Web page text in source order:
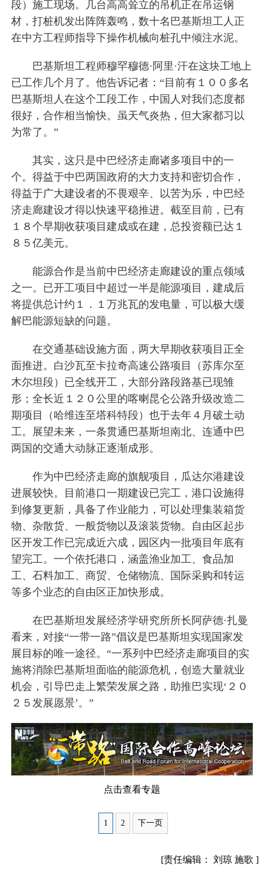
段）施工现场。几台高高耸立的吊机正在吊运钢
材，打桩机发出阵阵轰鸣，数十名巴基斯坦工人正
在中方工程师指导下操作机械向桩孔中倾注水泥。
巴基斯坦工程师穆罕穆德·阿里·汗在这块工地上
已工作几个月了。他告诉记者：“目前有１００多名
巴基斯坦人在这个工段工作，中国人对我们态度都
很好，合作相当愉快。虽天气炎热，但大家都习以
为常了。”
其实，这只是中巴经济走廊诸多项目中的一
个。得益于中巴两国政府的大力支持和密切合作，
得益于广大建设者的不畏艰辛、以苦为乐，中巴经
济走廊建设才得以快速平稳推进。截至目前，已有
１８个早期收获项目建成或在建，总投资额已达１
８５亿美元。
能源合作是当前中巴经济走廊建设的重点领域
之一。已开工项目中超过一半是能源项目，建成后
将提供总计约１．１万兆瓦的发电量，可以极大缓
解巴能源短缺的问题。
在交通基础设施方面，两大早期收获项目正全
面推进。白沙瓦至卡拉奇高速公路项目（苏库尔至
木尔坦段）已全线开工，大部分路段路基已现雏
形；全长近１２０公里的喀喇昆仑公路升级改造二
期项目（哈维连至塔科特段）也于去年４月破土动
工。展望未来，一条贯通巴基斯坦南北、连通中巴
两国的交通大动脉正逐渐成形。
作为中巴经济走廊的旗舰项目，瓜达尔港建设
进展较快。目前港口一期建设已完工，港口设施得
到修复更新，具备了作业能力，可以处理集装箱货
物、杂散货、一般货物以及滚装货物。自由区起步
区开发工作已完成近六成，园区内一批项目年底有
望完工。一个依托港口，涵盖渔业加工、食品加
工、石料加工、商贸、仓储物流、国际采购和转运
等多个业态的自由区正加快形成。
在巴基斯坦发展经济学研究所所长阿萨德·扎曼
看来，对接“一带一路”倡议是巴基斯坦实现国家发
展目标的唯一途径。“一系列中巴经济走廊项目的实
施将消除巴基斯坦面临的能源危机，创造大量就业
机会，引导巴走上繁荣发展之路，助推巴实现‘２０
２５发展愿景’。”
点击查看专题
1 2 下一页
[责任编辑： 刘琼 施歌 ]